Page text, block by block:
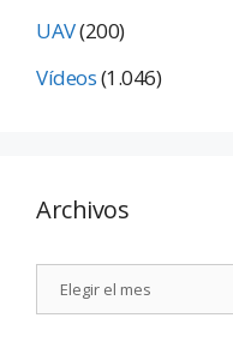
UAV(200)
Vídeos(1.046)
Archivos